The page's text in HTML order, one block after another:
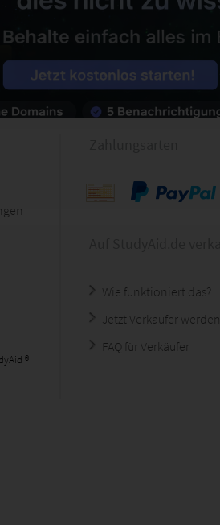
®
Wie funktioniert das?
Jetzt Verkäufer werden
FAQ für Verkäufer